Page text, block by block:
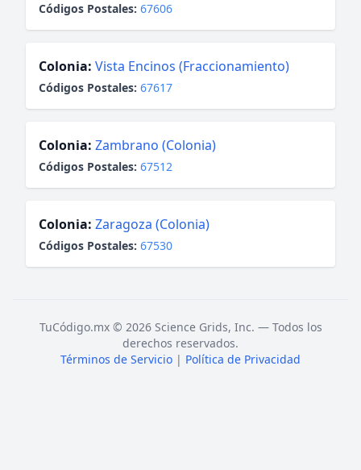
Códigos Postales: 67606
Colonia: Vista Encinos (Fraccionamiento)
Códigos Postales: 67617
Colonia: Zambrano (Colonia)
Códigos Postales: 67512
Colonia: Zaragoza (Colonia)
Códigos Postales: 67530
TuCódigo.mx © 2026 Science Grids, Inc. — Todos los
derechos reservados.
Términos de Servicio | Política de Privacidad